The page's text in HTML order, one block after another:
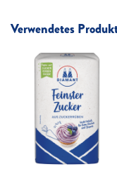
Verwendetes